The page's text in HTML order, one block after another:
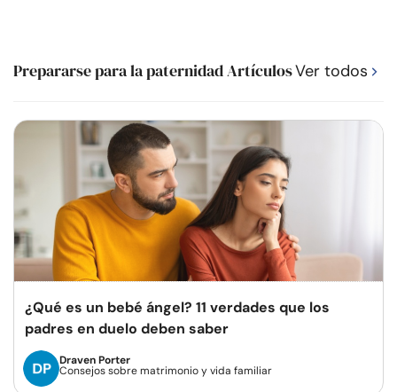
Prepararse para la paternidad ArtículosVer todos
¿Qué es un bebé ángel? 11 verdades que los
padres en duelo deben saber
Draven Porter
Consejos sobre matrimonio y vida familiar